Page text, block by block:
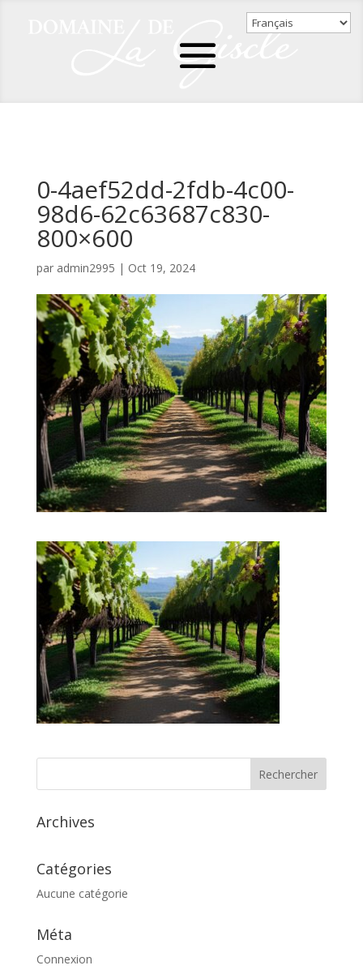
0-4aef52dd-2fdb-4c00-
98d6-62c63687c830-
800×600
par admin2995 | Oct 19, 2024
Archives
Catégories
Aucune catégorie
Méta
Connexion